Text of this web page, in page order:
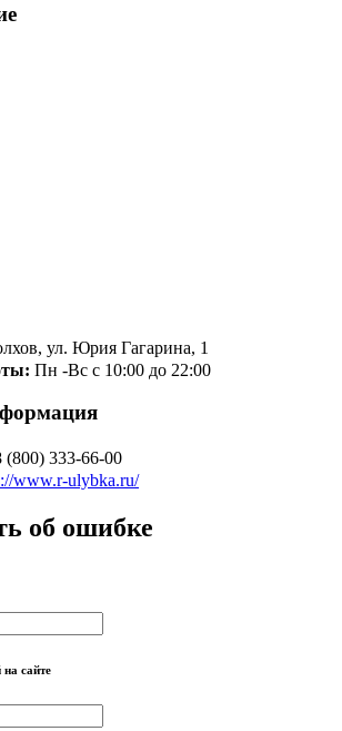
ул. Юрия Гагарина, 1
Пн -Вс с 10:00 до 22:00
(800) 333-66-00
www.r-ulybka.ru/
об ошибке
сайте